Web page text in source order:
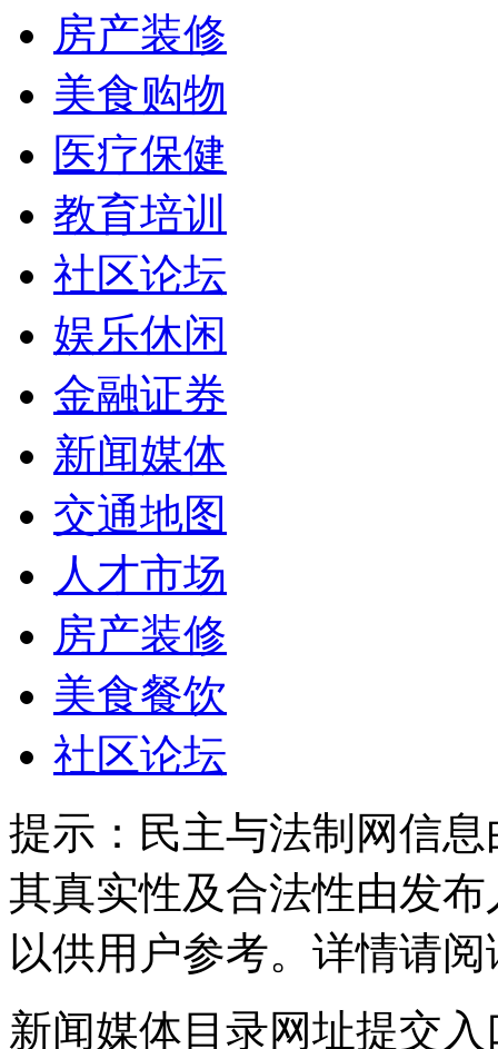
房产装修
美食购物
医疗保健
教育培训
社区论坛
娱乐休闲
金融证券
新闻媒体
交通地图
人才市场
房产装修
美食餐饮
社区论坛
提示： 民主与法制网信
其真实性及合法性由发
以供用户参考。详情请
新闻媒体目录网址提交入